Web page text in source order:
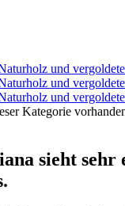
Kategorie
sieht sehr